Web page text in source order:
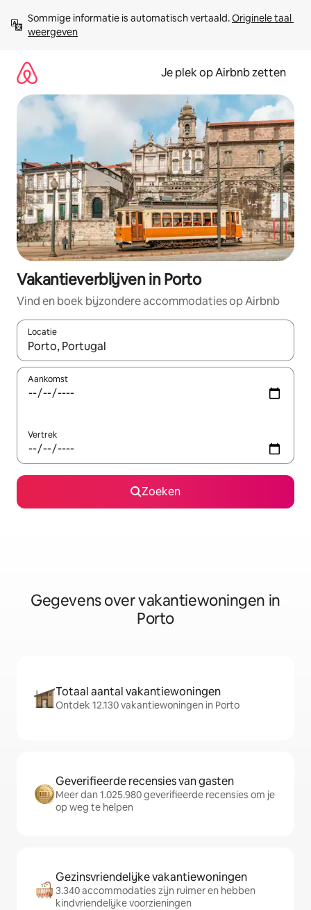
direct
naar
Sommige informatie is automatisch vertaald. Originele taal
weergeven
Je plek op Airbnb zetten
Vakantieverblijven in Porto
Vind en boek bijzondere accommodaties op Airbnb
Locatie
Wanneer er resultaten beschikbaar zijn, maak je een keuze
Aankomst
Vertrek
Zoeken
Gegevens over vakantiewoningen in
Porto
Totaal aantal vakantiewoningen
Ontdek 12.130 vakantiewoningen in Porto
Geverifieerde recensies van gasten
Meer dan 1.025.980 geverifieerde recensies om je
op weg te helpen
Gezinsvriendelijke vakantiewoningen
3.340 accommodaties zijn ruimer en hebben
kindvriendelijke voorzieningen